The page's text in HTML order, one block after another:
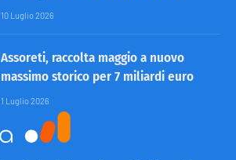
10 Luglio 2026
Assoreti, raccolta maggio a nuovo
massimo storico per 7 miliardi euro
1 Luglio 2026